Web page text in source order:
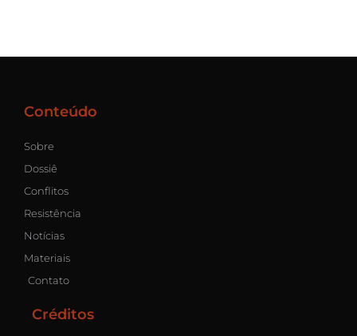
Conteúdo
Sobre
Dossiê
Conflitos
Resistência
Notícias
Materiais
Contato
Créditos